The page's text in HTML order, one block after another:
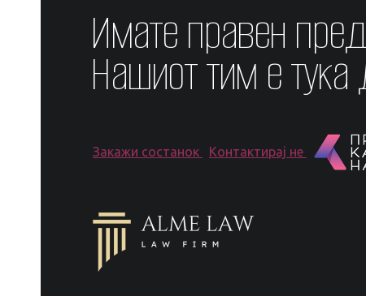
Имате правен
Нашиот тим е
Закажи состанок Контактирај не